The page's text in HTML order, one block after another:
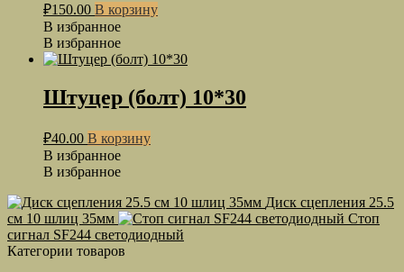
₽150.00 В корзину
В избранное
В избранное
Штуцер (болт) 10*30
₽40.00 В корзину
В избранное
В избранное
Диск сцепления 25.5
см 10 шлиц 35мм
Стоп
сигнал SF244 светодиодный
Категории товаров